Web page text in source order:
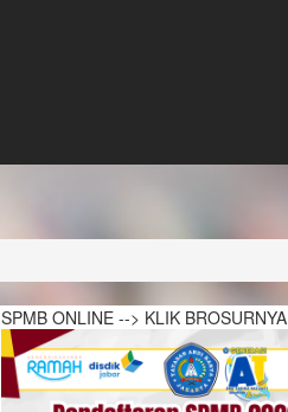
SPMB ONLINE --> KLIK BROSURNYA